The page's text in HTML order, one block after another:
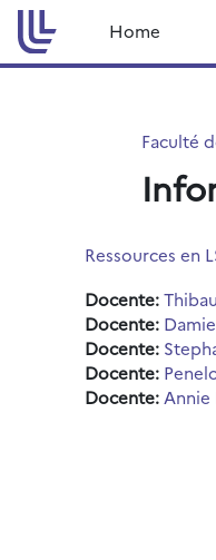
Vai al contenuto principale
Home
Faculté
Ressources en
Docente:
Docente:
Docente:
Docente:
Docente: Annie